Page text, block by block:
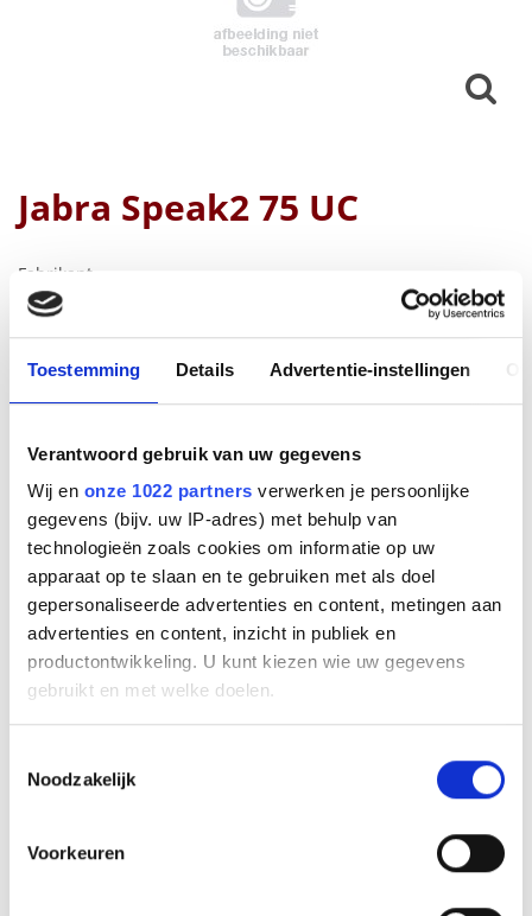
Toestemming Details Advertentie-instellingen
Verantwoord gebruik van uw gegevens
Wij en onze 1022 partners verwerken je persoonlijke
gegevens (bijv. uw IP-adres) met behulp van
technologieën zoals cookies om informatie op uw
apparaat op te slaan en te gebruiken met als doel
gepersonaliseerde advertenties en content, metingen aan
advertenties en content, inzicht in publiek en
productontwikkeling. U kunt kiezen wie uw gegevens
gebruikt en met welke doelen.
Informatie verzamelen over uw geografische
Uw apparaat identificeren door het actief te
scannen op specifieke eigenschappen (fingerprinting)
Noodzakelijk
Voorkeuren
Jabra Speak2 75 UC
Fabrikant
2775-209
EAN code
Bruto advies prijs
€ 339, 00 ( € 410 ,19 incl.btw)
€216,48 ( incl.btw)
Bestel
Beschrijving
Speak2 75 introduceert de innovatieve Microphone Quality
dat ze duidelijk worden gehoord.
Superbreedbandaudio en full-range luidsprekers
Geavanceerde full duplex audio voor natuurlijke